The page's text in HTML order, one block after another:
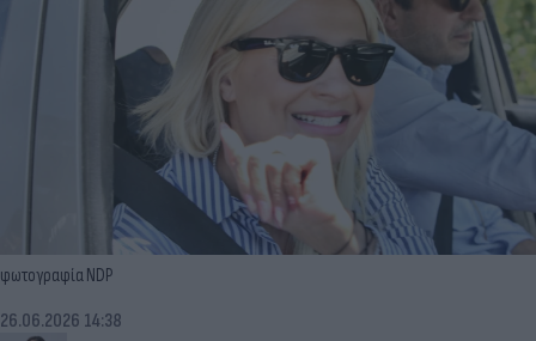
φωτογραφία NDP
26.06.2026 14:38